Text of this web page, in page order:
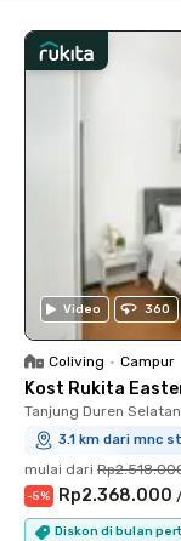
Video 360
Coliving • Campur
Kost Rukita
Tanjung Duren
3.1 km dari mnc
mulai dari
-5% Rp2.368.000
Diskon di bulan